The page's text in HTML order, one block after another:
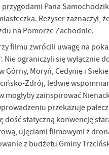
Pana
Reżyser
na Pomorze Zachodnie.
filmu zwrócili uwagę na
Nie ograniczyli się wyłącznie
Górny, Moryń, Cedynię i
Zdrój, ledwie
mogłyby zainspirować
przekazuje
dość statyczną konwencję
ujęciami filmowymi z
z budżetu Gminy